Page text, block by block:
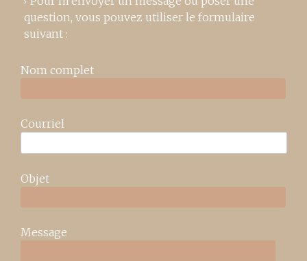
question, vous pouvez utiliser le formulaire
suivant :
Nom complet
Courriel
Objet
Message